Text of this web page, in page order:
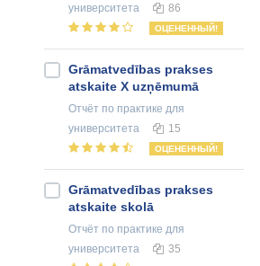
университета
86
ОЦЕНЕННЫЙ!
Grāmatvedības prakses
atskaite X uzņēmumā
Отчёт по практике для
университета
15
ОЦЕНЕННЫЙ!
Grāmatvedības prakses
atskaite skolā
Отчёт по практике для
университета
35